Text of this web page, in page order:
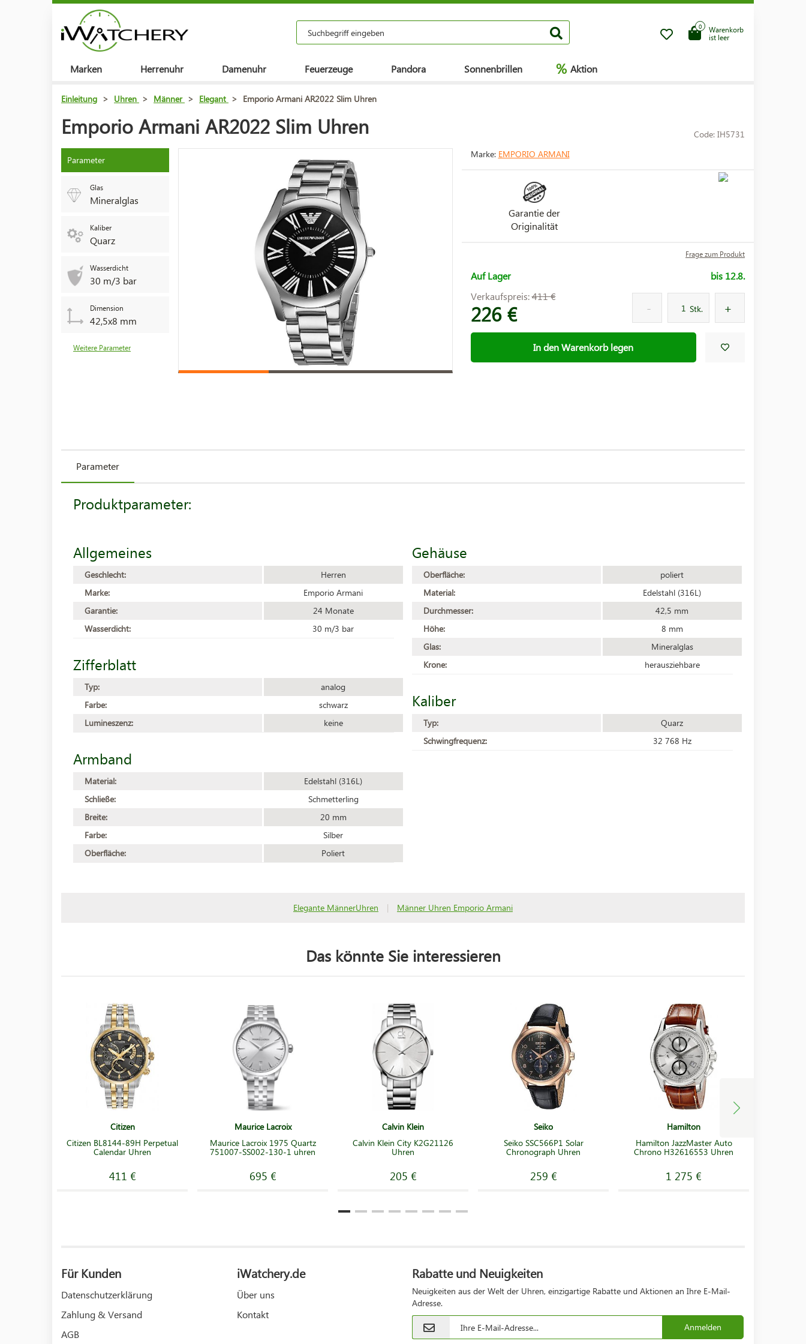
Warenkorb
ist leer
0
Marken Herrenuhr Damenuhr Feuerzeuge Pandora Sonnenbrillen % Aktion
Einleitung > Uhren > Männer > Elegant > Emporio Armani AR2022 Slim Uhren
Emporio Armani AR2022 Slim Uhren Code: IH5731
Parameter
Glas
Mineralglas
Kaliber
Quarz
Wasserdicht
30 m/3 bar
Dimension
42,5x8 mm
Weitere Parameter
Marke: EMPORIO ARMANI
Garantie der
Originalität
Frage zum Produkt
Auf Lager
bis 12.8.
Verkaufspreis:411 €
226 € Stk.
In den Warenkorb legen
Parameter
Produktparameter:
Allgemeines
Geschlecht:
Herren
Marke:
Emporio Armani
Garantie:
24 Monate
Wasserdicht:
30 m/3 bar
Zifferblatt
Typ:
analog
Farbe:
schwarz
Lumineszenz:
keine
Armband
Material:
Edelstahl (316L)
Schließe:
Schmetterling
Breite:
20 mm
Farbe:
Silber
Oberfläche:
Poliert
Gehäuse
Oberfläche:
poliert
Material:
Edelstahl (316L)
Durchmesser:
42,5 mm
Höhe:
8 mm
Glas:
Mineralglas
Krone:
herausziehbare
Kaliber
Typ:
Quarz
Schwingfrequenz:
32 768 Hz
Elegante MännerUhren | Männer Uhren Emporio Armani
Das könnte Sie interessieren
Citizen
Citizen BL8144-89H Perpetual
Calendar Uhren
411 €
Maurice Lacroix
Maurice Lacroix 1975 Quartz
751007-SS002-130-1 uhren
695 €
Calvin Klein
Calvin Klein City K2G21126
Uhren
205 €
Seiko
Seiko SSC566P1 Solar
Chronograph Uhren
259 €
Hamilton
Hamilton JazzMaster Auto
Chrono H32616553 Uhren
1 275 €
Für Kunden
Datenschutzerklärung
Zahlung & Versand
AGB
iWatchery.de
Über uns
Kontakt
Rabatte und Neuigkeiten
Neuigkeiten aus der Welt der Uhren, einzigartige Rabatte und Aktionen an Ihre E-Mail-
Adresse.
Anmelden